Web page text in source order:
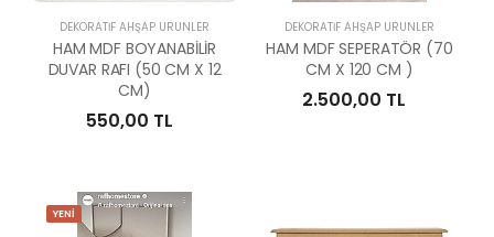
DEKORATİF AHŞAP ÜRÜNLER
HAM MDF BOYANABİLİR
DUVAR RAFI (50 CM X 12
CM)
550,00 TL
DEKORATİF AHŞAP ÜRÜNLER
HAM MDF SEPERATÖR (70
CM X 120 CM )
2.500,00 TL
YENİ